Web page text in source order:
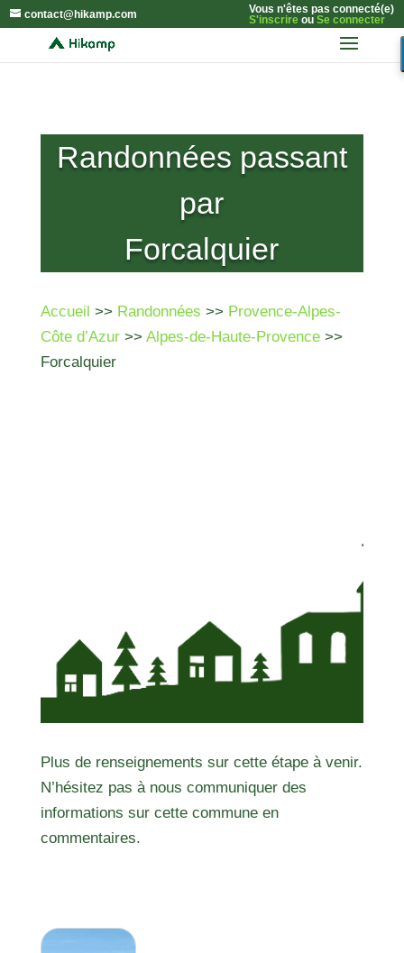
contact@hikamp.com
Vous n'êtes pas connecté(e)
S'inscrireou Se connecter
Randonnées passant
par
Forcalquier
Accueil >> Randonnées >> Provence-Alpes-
Côte d’Azur>> Alpes-de-Haute-Provence>>
Forcalquier
Plus de renseignements sur cette étape à venir.
N’hésitez pas à nous communiquer des
informations sur cette commune en
commentaires.